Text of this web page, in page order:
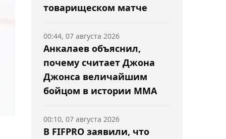
товарищеском матче
Анкалаев объяснил,
почему считает Джона
Джонса величайшим
бойцом в истории ММА
00:44, 07 августа 2026
В FIFPRO заявили, что
00:10, 07 августа 2026